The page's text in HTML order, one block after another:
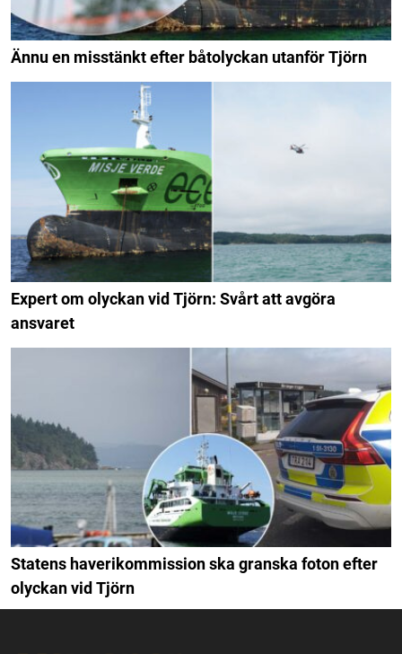
Ännu en misstänkt efter båtolyckan utanför Tjörn
Expert om olyckan vid Tjörn: Svårt att avgöra
ansvaret
Statens haverikommission ska granska foton efter
olyckan vid Tjörn